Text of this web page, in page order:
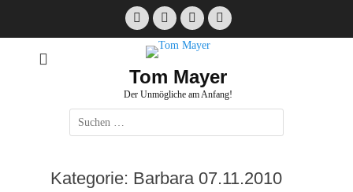
Facebook
E-
Mail
InstagramWebsite
Tom Mayer
Der Unmögliche am Anfang!
Suche
nach:
Kategorie: Barbara 07.11.2010